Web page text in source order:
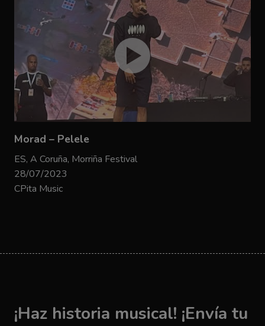
Morad – Pelele
ES, A Coruña, Morriña Festival
28/07/2023
CPita Music
¡Haz historia musical! ¡Envía tu